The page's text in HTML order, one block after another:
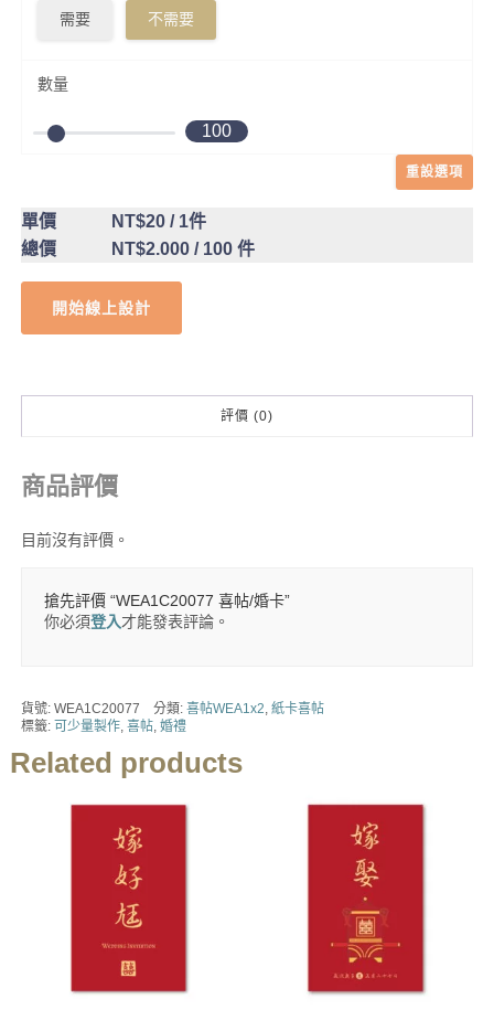
需要 不需要
數量
100
重設選項
單價 NT$20/ 1件
總價
NT$2.000/ 100 件
開始線上設計
評價 (0)
商品評價
目前沒有評價。
搶先評價 “WEA1C20077 喜帖/婚卡”
你必須登入才能發表評論。
貨號: WEA1C20077 分類: 喜帖WEA1x2 紙卡喜帖
標籤: 可少量製作, 喜帖, 婚禮
Related products